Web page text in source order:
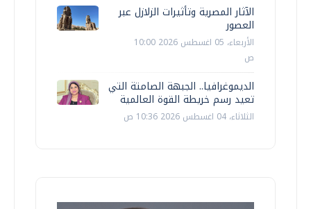
الآثار المصرية وتأثيرات الزلازل عبر
العصور
الأربعاء، 05 اغسطس 2026 10:00
ص
الديموغرافيا.. الجبهة الصامتة التي
تعيد رسم خريطة القوة العالمية
الثلاثاء، 04 اغسطس 2026 10:36 ص